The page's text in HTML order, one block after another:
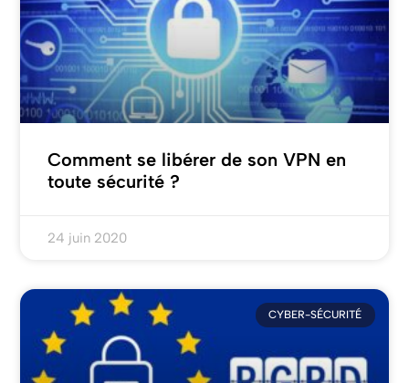
Comment se libérer de son VPN en
toute sécurité ?
24 juin 2020
CYBER-SÉCURITÉ